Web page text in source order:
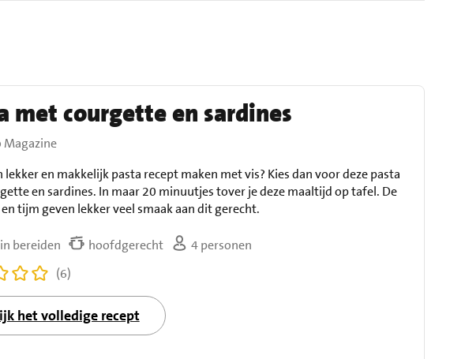
met courgette en sardines
Magazine
lekker en makkelijk pasta recept maken met vis? Kies dan voor deze pasta
en sardines. In maar 20 minuutjes tover je deze maaltijd op tafel. De
tijm geven lekker veel smaak aan dit gerecht.
bereiden hoofdgerecht
4 personen
(6)
het volledige recept